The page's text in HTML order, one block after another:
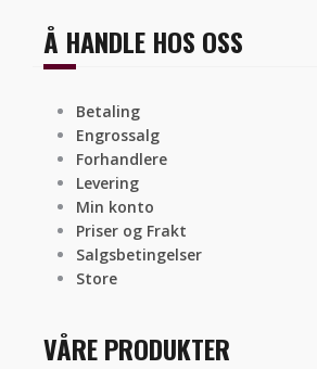
Å HANDLE HOS OSS
Betaling
Engrossalg
Forhandlere
Levering
Min konto
Priser og Frakt
Salgsbetingelser
Store
VÅRE PRODUKTER